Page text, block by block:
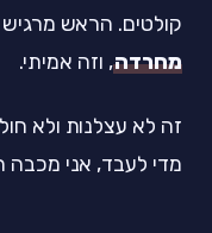
קולטים. הראש מרגיש
מחרדה, וזה אמיתי.
זה לא עצלנות ולא
מדי לעבד, אני מכבה